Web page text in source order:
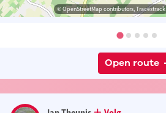
© OpenStreetMap contributors, Tracestrack
Open route